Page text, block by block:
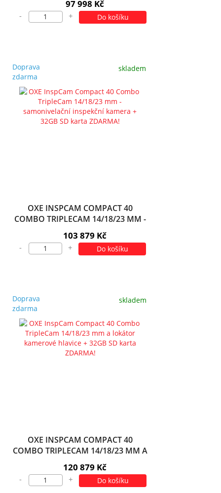
97 998 Kč
- + Do košíku
Doprava
zdarma
skladem
OXE INSPCAM COMPACT 40
COMBO TRIPLECAM 14/18/23 MM -
SAMONIVELAČNÍ INSPEKČNÍ
KAMERA + 32GB SD KARTA
ZDARMA!
103 879 Kč
- + Do košíku
Doprava
zdarma
skladem
OXE INSPCAM COMPACT 40
COMBO TRIPLECAM 14/18/23 MM A
LOKÁTOR KAMEROVÉ HLAVICE +
32GB SD KARTA ZDARMA!
120 879 Kč
- + Do košíku